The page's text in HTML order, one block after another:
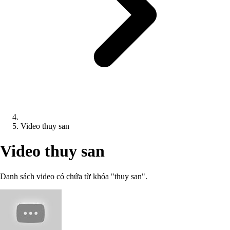
Video thuy san
Video thuy san
Danh sách video có chứa từ khóa "thuy san".